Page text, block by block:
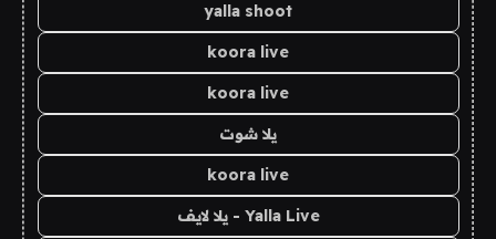
yalla shoot
koora live
koora live
يلا شوت
koora live
Yalla Live - يلا لايف